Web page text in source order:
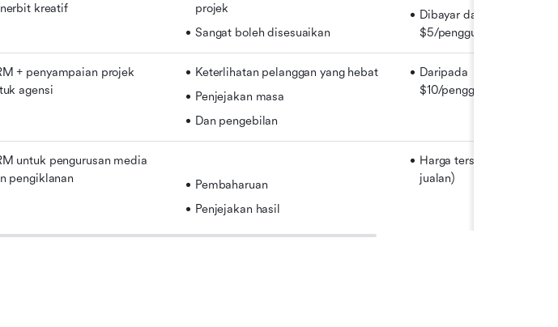
kreatif
projek
Sangat boleh disesuaikan
Dibayar dari
$5/pengguna/bulan
+ penyampaian projek
agensi
Keterlihatan pelanggan yang hebat
Penjejakan masa
Dan pengebilan
Daripada
$10/pengguna/bulan
untuk pengurusan media
pengiklanan
Pembaharuan
Penjejakan hasil
Harga tersuai (hubungi
jualan)